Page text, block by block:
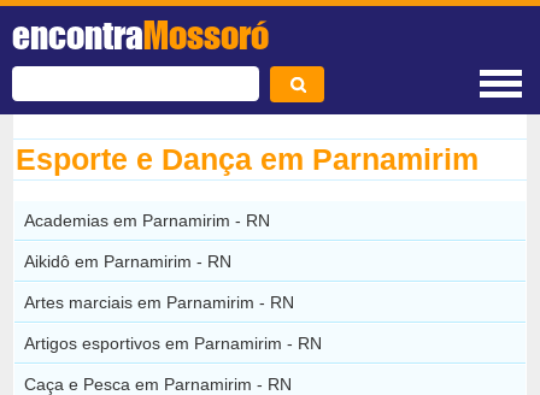
encontraMossoró
Esporte e Dança em Parnamirim
Academias em Parnamirim - RN
Aikidô em Parnamirim - RN
Artes marciais em Parnamirim - RN
Artigos esportivos em Parnamirim - RN
Caça e Pesca em Parnamirim - RN